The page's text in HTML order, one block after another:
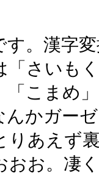
す。漢字
「さいも
「こまめ
んかガー
りあえず
おお。凄